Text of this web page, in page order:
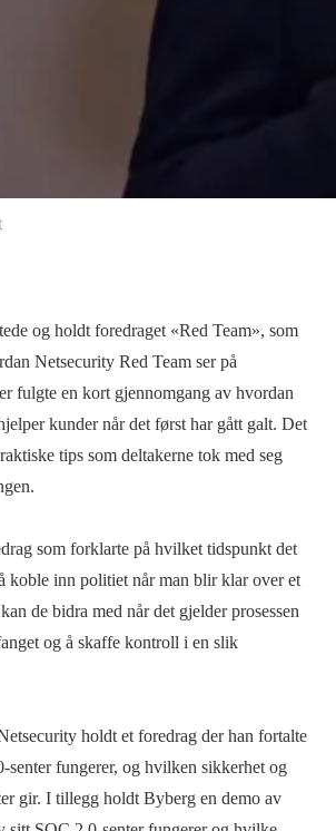
og holdt foredraget «Red Team», som
Netsecurity Red Team ser på
fulgte en kort gjennomgang av hvordan
kunder når det først har gått galt. Det
tips som deltakerne tok med seg
som forklarte på hvilket tidspunkt det
koble inn politiet når man blir klar over et
de bidra med når det gjelder prosessen
og å skaffe kontroll i en slik
holdt et foredrag der han fortalte
senter fungerer, og hvilken sikkerhet og
gir. I tillegg holdt Byberg en demo av